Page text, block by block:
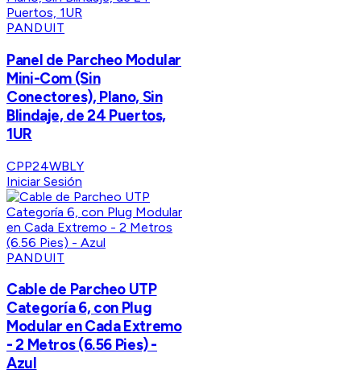
PANDUIT
Panel de Parcheo Modular
Mini-Com (Sin
Conectores), Plano, Sin
Blindaje, de 24 Puertos,
1UR
CPP24WBLY
Iniciar Sesión
PANDUIT
Cable de Parcheo UTP
Categoría 6, con Plug
Modular en Cada Extremo
- 2 Metros (6.56 Pies) -
Azul